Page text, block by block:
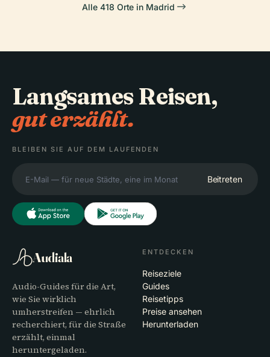
Alle 418 Orte in Madrid
Langsames Reisen,
gut erzählt.
BLEIBEN SIE AUF DEM LAUFENDEN
Beitreten
Audiala
Audio-Guides für die Art,
wie Sie wirklich
umherstreifen — ehrlich
recherchiert, für die Straße
erzählt, einmal
heruntergeladen.
ENTDECKEN
Reiseziele
Guides
Reisetipps
Preise ansehen
Herunterladen